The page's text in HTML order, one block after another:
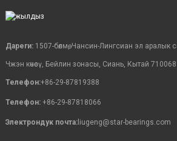
Дареги:1507-бөлмө, Чансин-Лингсиан эл аралык
Чжэн көчөсү, Бейлин зонасы, Сиань, Кытай 710068
Телефон:+86-29-87819388
Телефон: +86-29-87818066
Электрондук почта:liugeng@star-bearings.com